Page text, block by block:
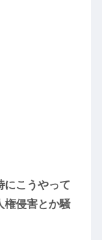
にこうやって
権侵害とか騒